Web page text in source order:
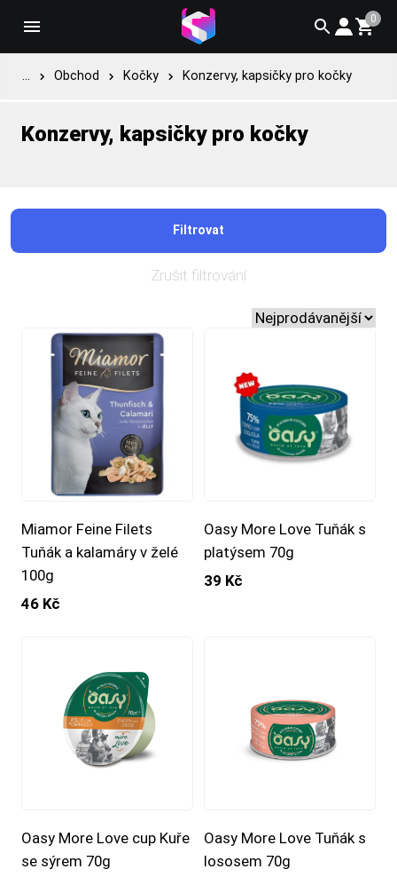
0
... Obchod Kočky Konzervy, kapsičky pro kočky
Konzervy, kapsičky pro kočky
Filtrovat
Zrušit filtrování
Miamor Feine Filets
Tuňák a kalamáry v želé
100g
46 Kč
Oasy More Love Tuňák s
platýsem 70g
39 Kč
Oasy More Love cup Kuře
se sýrem 70g
Oasy More Love Tuňák s
lososem 70g